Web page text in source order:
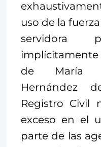
uso de la
servidora
de María
Hernández
Registro Civil
exceso en el
parte de las